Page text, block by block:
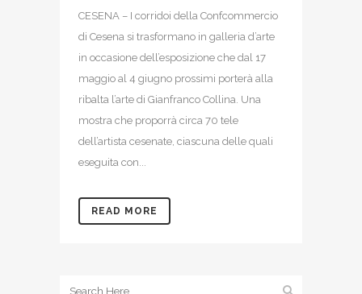
CESENA – I corridoi della Confcommercio
di Cesena si trasformano in galleria d’arte
in occasione dell’esposizione che dal 17
maggio al 4 giugno prossimi porterà alla
ribalta l’arte di Gianfranco Collina. Una
mostra che proporrà circa 70 tele
dell’artista cesenate, ciascuna delle quali
eseguita con...
READ MORE